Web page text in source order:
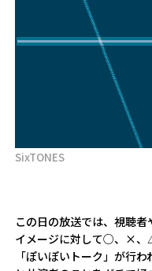
SixTONES
この日の放送では、視聴
イメージに対して○、×、
「ぽいぽいトーク」が行